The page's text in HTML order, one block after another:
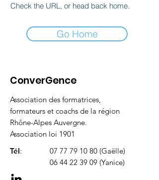
Check the URL, or head back home.
Go Home
ConverGence
Tél: 07 77 79 10 80 (Gaëlle)
06 44 22 39 09 (Yanice)
Association des formatrices,
formateurs et coachs de la région
Rhône-Alpes Auvergne.
Association loi 1901